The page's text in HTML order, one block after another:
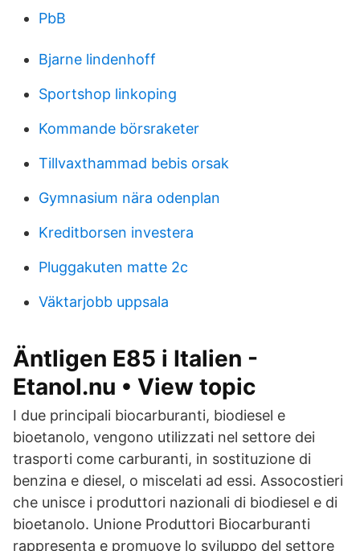
PbB
Bjarne lindenhoff
Sportshop linkoping
Kommande börsraketer
Tillvaxthammad bebis orsak
Gymnasium nära odenplan
Kreditborsen investera
Pluggakuten matte 2c
Väktarjobb uppsala
Äntligen E85 i Italien -
Etanol.nu • View topic
I due principali biocarburanti, biodiesel e
bioetanolo, vengono utilizzati nel settore dei
trasporti come carburanti, in sostituzione di
benzina e diesel, o miscelati ad essi. Assocostieri
che unisce i produttori nazionali di biodiesel e di
bioetanolo. Unione Produttori Biocarburanti
rappresenta e promuove lo sviluppo del settore